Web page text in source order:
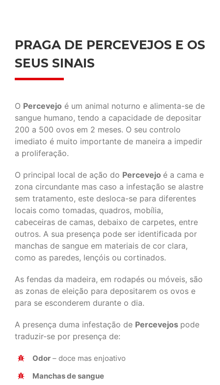
PRAGA DE PERCEVEJOS E OS
SEUS SINAIS
O Percevejo é um animal noturno e alimenta-se de
sangue humano, tendo a capacidade de depositar
200 a 500 ovos em 2 meses. O seu controlo
imediato é muito importante de maneira a impedir
a proliferação.
O principal local de ação do Percevejo é a cama e
zona circundante mas caso a infestação se alastre
sem tratamento, este desloca-se para diferentes
locais como tomadas, quadros, mobília,
cabeceiras de camas, debaixo de carpetes, entre
outros. A sua presença pode ser identificada por
manchas de sangue em materiais de cor clara,
como as paredes, lençóis ou cortinados.
As fendas da madeira, em rodapés ou móveis, são
as zonas de eleição para depositarem os ovos e
para se esconderem durante o dia.
A presença duma infestação de Percevejos pode
traduzir-se por presença de:
Odor – doce mas enjoativo
Manchas de sangue